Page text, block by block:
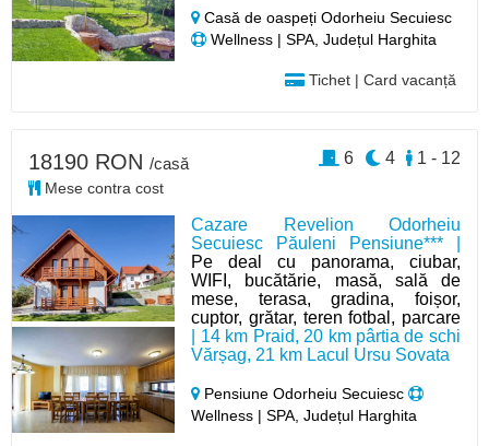
Casă de oaspeți Odorheiu Secuiesc
Wellness | SPA, Județul Harghita
Tichet | Card vacanță
Cazare Revelion Odorheiu
Secuiesc Păuleni Pensiune*** |
Pe deal cu panorama, ciubar,
WIFI, bucătărie, masă, sală de
mese, terasa, gradina, foișor,
cuptor, grătar, teren fotbal, parcare
| 14 km Praid, 20 km pârtia de schi
Vărșag, 21 km Lacul Ursu Sovata
Pensiune Odorheiu Secuiesc
Wellness | SPA, Județul Harghita
18190 RON /casă
Mese contra cost
1 - 12
4
6